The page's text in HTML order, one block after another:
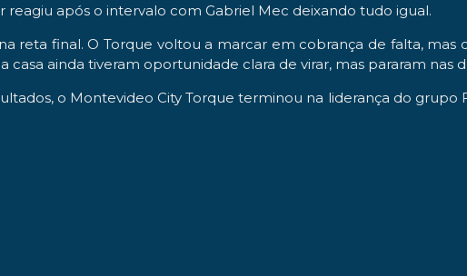
após o intervalo com Gabriel Mec deixando tudo igual.
reta final. O Torque voltou a marcar em cobrança de falta,
casa ainda tiveram oportunidade clara de virar, mas pararam nas
o Montevideo City Torque terminou na liderança do